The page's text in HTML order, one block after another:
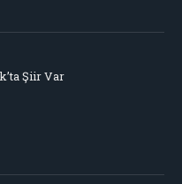
Şiir Var